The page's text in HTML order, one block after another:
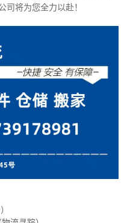
司将为您全力以赴！